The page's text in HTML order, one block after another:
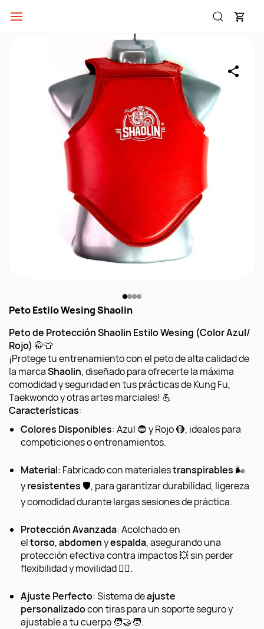
main
Peto Estilo Wesing Shaolin
Peto de Protección Shaolin Estilo Wesing (Color Azul/
Rojo) 🥋👕
¡Protege tu entrenamiento con el peto de alta calidad de
la marcaShaolin, diseñado para ofrecerte la máxima
comodidad y seguridad en tus prácticas de Kung Fu,
Taekwondo y otras artes marciales! 💪
Características:
Colores Disponibles: Azul 🔵 y Rojo 🔴, ideales para
competiciones o entrenamientos.
Material: Fabricado con materialestranspirables 🌬️
yresistentes🛡️, para garantizar durabilidad, ligereza
y comodidad durante largas sesiones de práctica.
Protección Avanzada: Acolchado en
eltorso,abdomenyespalda, asegurando una
protección efectiva contra impactos 💥 sin perder
flexibilidad y movilidad 🤸‍♂️.
Ajuste Perfecto: Sistema deajuste
personalizadocon tiras para un soporte seguro y
ajustable a tu cuerpo 🧑‍🤝‍🧑.